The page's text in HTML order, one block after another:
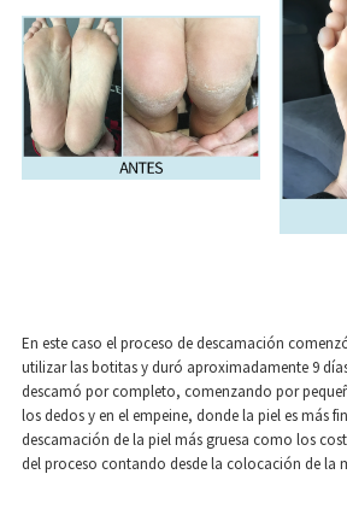
En este caso el proceso de descamación
utilizar las botitas y duró aproximadamente 9
descamó por completo, comenzando por
los dedos y en el empeine, donde la piel es más
descamación de la piel más gruesa como los
del proceso contando desde la colocación de la